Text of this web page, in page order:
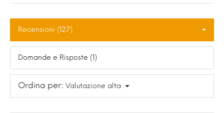
Recensioni (127)
Domande e Risposte (1)
Ordina per: Valutazione alta